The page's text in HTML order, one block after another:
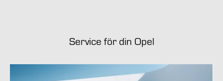
Service för din Opel